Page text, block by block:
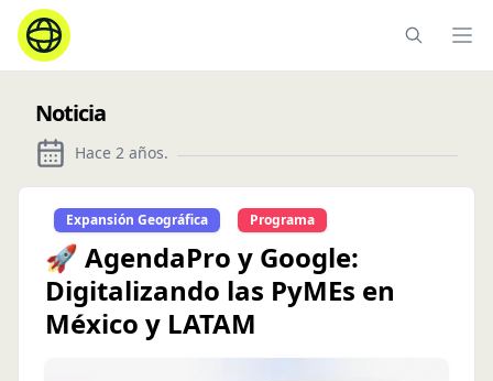
Noticia
Hace 2 años.
Expansión Geográfica Programa
🚀 AgendaPro y Google:
Digitalizando las PyMEs en
México y LATAM